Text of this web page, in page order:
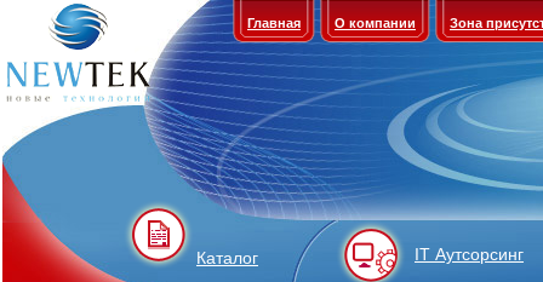
Главная О компании Зона
Каталог IT Аутсорсинг